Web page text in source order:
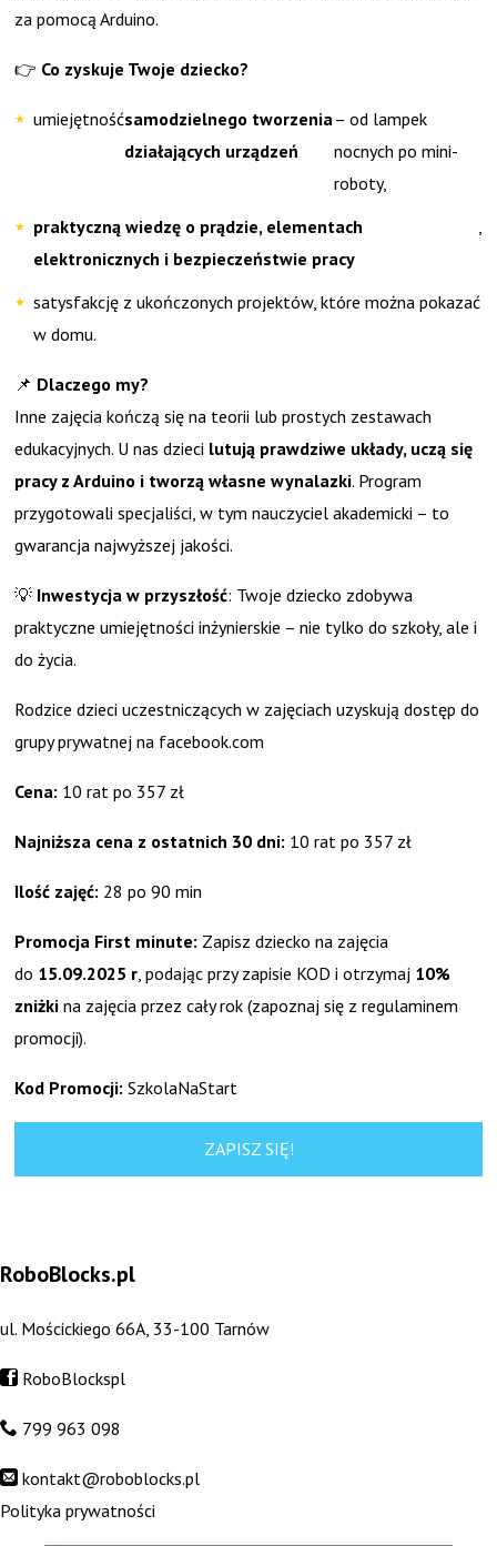
za pomocą Arduino.
👉 Co zyskuje Twoje dziecko?
umiejętnośćsamodzielnego tworzenia
działających urządzeń
– od lampek
nocnych po mini-
roboty,
praktyczną wiedzę o prądzie, elementach
elektronicznych i bezpieczeństwie pracy
,
satysfakcję z ukończonych projektów, które można pokazać
w domu.
📌 Dlaczego my?
Inne zajęcia kończą się na teorii lub prostych zestawach
edukacyjnych. U nas dzieci lutują prawdziwe układy, uczą się
pracy z Arduino i tworzą własne wynalazki. Program
przygotowali specjaliści, w tym nauczyciel akademicki – to
gwarancja najwyższej jakości.
💡 Inwestycja w przyszłość: Twoje dziecko zdobywa
praktyczne umiejętności inżynierskie – nie tylko do szkoły, ale i
do życia.
Rodzice dzieci uczestniczących w zajęciach uzyskują dostęp do
grupy prywatnej na facebook.com
Cena: 10 rat po 357 zł
Najniższa cena z ostatnich 30 dni: 10 rat po 357 zł
Ilość zajęć: 28 po 90 min
Promocja First minute: Zapisz dziecko na zajęcia
do 15.09.2025 r, podając przy zapisie KOD i otrzymaj 10%
zniżki na zajęcia przez cały rok (zapoznaj się z regulaminem
promocji).
Kod Promocji: SzkolaNaStart
ZAPISZ SIĘ!
RoboBlocks.pl
ul. Mościckiego 66A, 33-100 Tarnów
RoboBlockspl
799 963 098
kontakt@roboblocks.pl
Polityka prywatności